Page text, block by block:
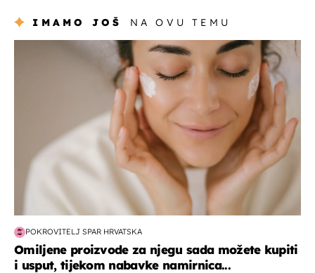
IMAMO JOŠ NA OVU TEMU
moda & ljepota
POKROVITELJ SPAR HRVATSKA
Omiljene proizvode za njegu sada možete kupiti
i usput, tijekom nabavke namirnica...